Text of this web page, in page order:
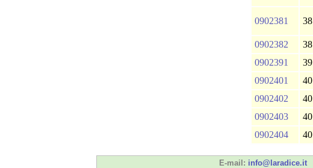
0902381 38
0902382 38
0902391
39
0902401
40
0902402
40
0902403
40
0902404
40
E-mail: info@laradice.it